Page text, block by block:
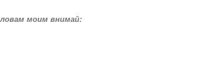
моим внимай: